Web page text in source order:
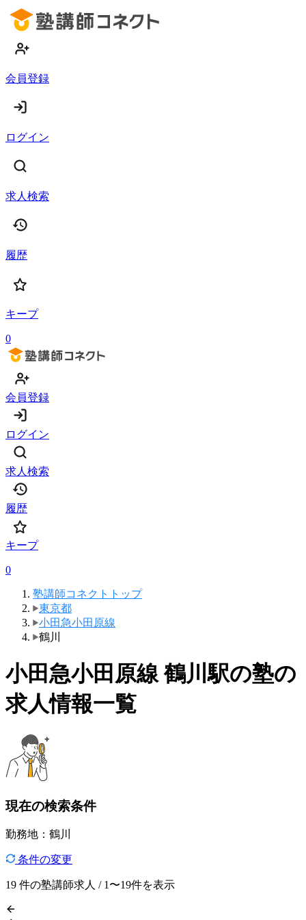
会員登録
ログイン
求人検索
履歴
キープ
0
会員登録
ログイン
求人検索
履歴
キープ
0
塾講師コネクトトップ
東京都
小田急小田原線
鶴川
小田急小田原線 鶴川駅の塾の
求人情報一覧
現在の検索条件
勤務地：鶴川
条件の変更
19 件の塾講師求人 / 1〜19件を表示